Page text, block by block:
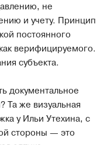
не
и учету. Принцип
постоянного
верифицируемого.
субъекта.
документальное
Та же визуальная
у Ильи Утехина, с
стороны — это